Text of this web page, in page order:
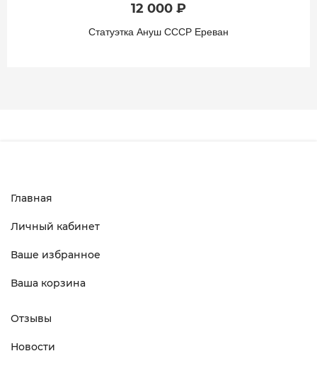
12 000 ₽
Статуэтка Ануш СССР Ереван
Главная
Личный кабинет
Ваше избранное
Ваша корзина
Отзывы
Новости